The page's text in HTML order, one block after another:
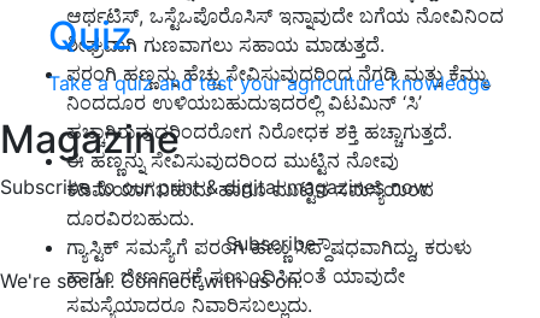
Quiz
Take a quiz and test your agriculture knowledge
Magazine
Subscribe to our print & digital magazines now
Subscribe
We're social. Connect with us on:
ಆರ್ಥಟಿಸ್, ಒಸ್ಟೆಒಪೊರೊಸಿಸ್ ಇನ್ನಾವುದೇ ಬಗೆಯ ನೋವಿನಿಂದ
ಶೀಘ್ರವಾಗಿ ಗುಣವಾಗಲು ಸಹಾಯ ಮಾಡುತ್ತದೆ.
ಪರಂಗಿ ಹಣ್ಣನ್ನು ಹೆಚ್ಚು ಸೇವಿಸುವುದರಿಂದ ನೆಗಡಿ ಮತ್ತು ಕೆಮ್ಮು
ನಿಂದದೂರ ಉಳಿಯಬಹುದುಇದರಲ್ಲಿ ವಿಟಮಿನ್ ‘ಸಿ’
ಹಚ್ಚಾಗಿರುವುದರಿಂದರೋಗ ನಿರೋಧಕ ಶಕ್ತಿ ಹಚ್ಚಾಗುತ್ತದೆ.
ಈ ಹಣ್ಣನ್ನು ಸೇವಿಸುವುದರಿಂದ ಮುಟ್ಟಿನ ನೋವು
ಕಡಿಮೆಯಾಗಬಹುದು ಹಾಗೂ ಮುಟ್ಟಿನ ಸಮಸ್ಯೆಯಿಂದ
ದೂರವಿರಬಹುದು.
ಗ್ಯಾಸ್ಟಿಕ್ ಸಮಸ್ಯೆಗೆ ಪರಂಗಿ ಹಣ್ಣು ಸಿದ್ದೌಷಧವಾಗಿದ್ದು, ಕರುಳು
ಹಾಗೂ ಜೀರ್ಣಂಗಕ್ಕೆ ಸಂಬಂಧಿಸಿದಂತೆ ಯಾವುದೇ
ಸಮಸ್ಯೆಯಾದರೂ ನಿವಾರಿಸಬಲ್ಲುದು.